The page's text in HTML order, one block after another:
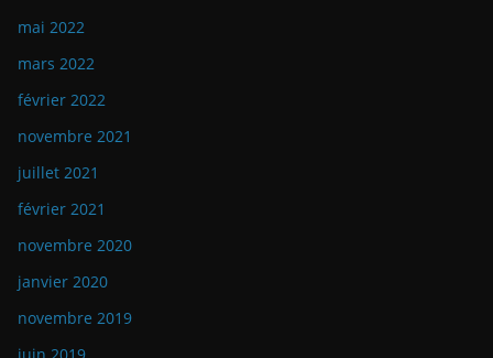
mai 2022
mars 2022
février 2022
novembre 2021
juillet 2021
février 2021
novembre 2020
janvier 2020
novembre 2019
juin 2019